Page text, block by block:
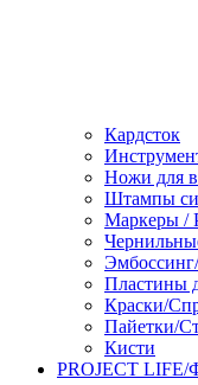
Кардсток
Ножи для
Штампы
Маркеры /
Пластины
Краски/
Пайетки/
Кисти
PROJECT